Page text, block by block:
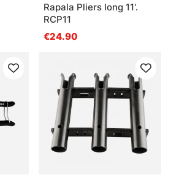
Rapala Pliers long 11'.
RCP11
€24.90